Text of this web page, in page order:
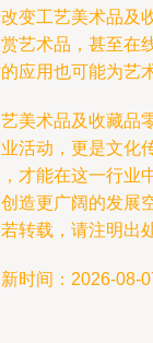
变工艺美术品及
艺术品，甚至在
应用也可能为艺
美术品及收藏品
活动，更是文化
才能在这一行业
造更广阔的发展
转载，请注明出
时间：2026-08-